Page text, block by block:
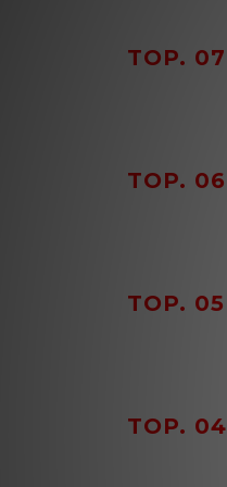
TOP. 07
TOP. 06
TOP. 05
TOP. 04